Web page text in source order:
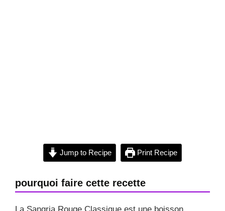
Jump to Recipe Print Recipe
pourquoi faire cette recette